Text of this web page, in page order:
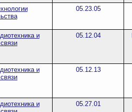
05.23.05
и
05.12.04
и
05.12.13
и
05.27.01